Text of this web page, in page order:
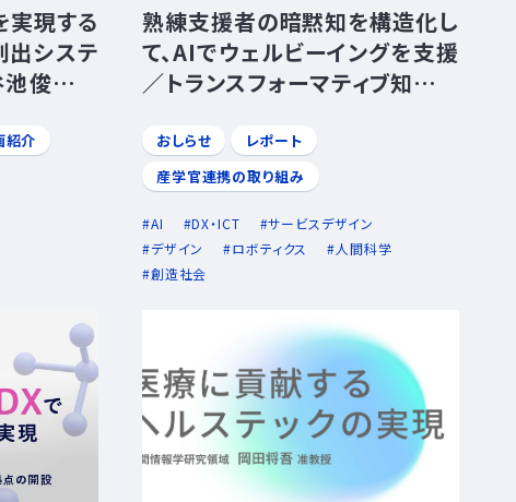
現する
出システ
俊明教
紹介
熟練支援者の暗黙知を構造化し
て、AIでウェルビーイングを支援
／トランスフォーマティブ知識経
おしらせ
レポート
産学官連携の取り組み
AI DX・ICT
サービスデザイン
デザイン
ロボティクス
人間科学
創造社会